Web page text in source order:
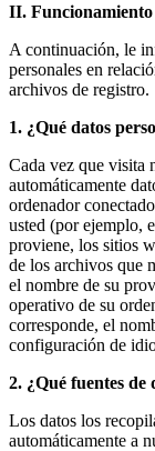
II. Funcionamiento
A continuación, le
personales en
archivos de registro.
1. ¿Qué datos
Cada vez que visita
automáticamente
ordenador
usted (por ejemplo,
proviene, los sitios
de los archivos que
el nombre de su
operativo de su
corresponde, el
configuración de
2. ¿Qué fuentes de
Los datos los
automáticamente a